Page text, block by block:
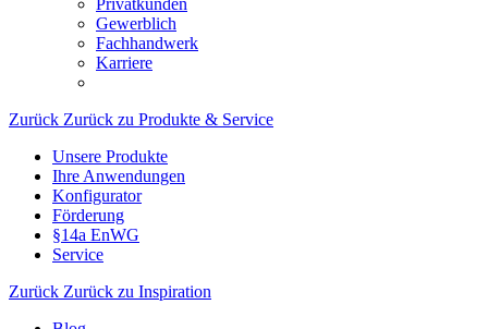
Privatkunden
Gewerblich
Fachhandwerk
Karriere
Zurück Zurück zu Produkte & Service
Unsere Produkte
Ihre Anwendungen
Konfigurator
Förderung
§14a EnWG
Service
Zurück Zurück zu Inspiration